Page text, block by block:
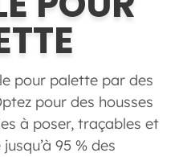
pour palette par des
pour des housses
à poser, traçables et
95 % des